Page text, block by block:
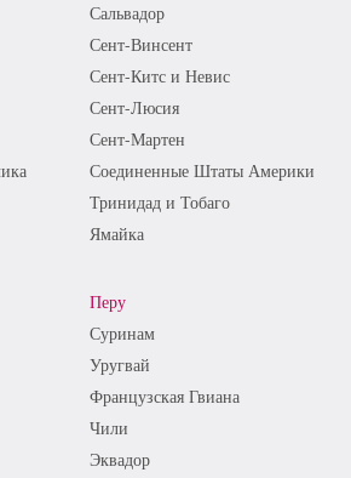
Сальвадор
Сент-Винсент
Сент-Китс и Невис
Сент-Люсия
Сент-Мартен
Соединенные Штаты Америки
Тринидад и Тобаго
Ямайка
Перу
Суринам
Уругвай
Французская Гвиана
Чили
Эквадор